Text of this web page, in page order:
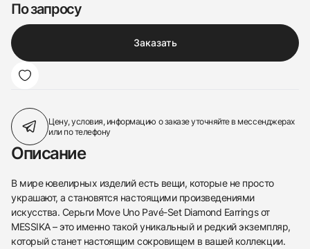
По запросу
Заказать
Цену, условия, информацию о заказеуточняйте в мессенджерах
или по телефону
Описание
В мире ювелирных изделий есть вещи, которые не просто
украшают, а становятся настоящими произведениями
искусства. Серьги Move Uno Pavé-Set Diamond Earrings от
MESSIKA – это именно такой уникальный и редкий экземпляр,
который станет настоящим сокровищем в вашей коллекции.